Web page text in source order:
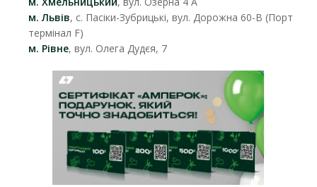
м. Львів, с. Пасіки-Зубрицькі, вул. Дорожна 60-В (Порт
термінал F)
м. Рівне, вул. Олега Дудєя, 7